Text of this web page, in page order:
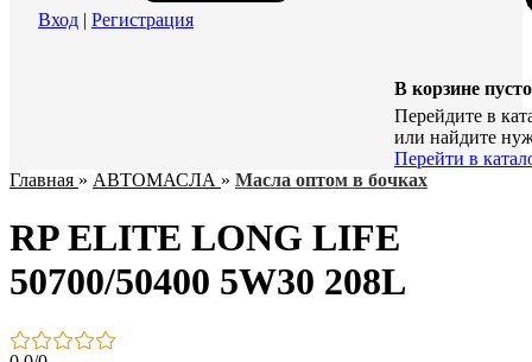
Вход | Регистрация
В корзине пусто
Перейдите в
или найдите
Перейти в
Главная » АВТОМАСЛА » Масла оптом в бочках
RP ELITE LONG LIFE
50700/50400 5W30 208L